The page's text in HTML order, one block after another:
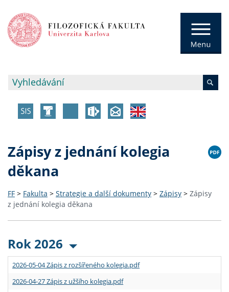
Zápisy z jednání kolegia
děkana
FF > Fakulta > Strategie a další dokumenty > Zápisy > Zápisy
z jednání kolegia děkana
Rok 2026
2026-05-04 Zápis z rozšířeného kolegia.pdf
2026-04-27 Zápis z užšího kolegia.pdf